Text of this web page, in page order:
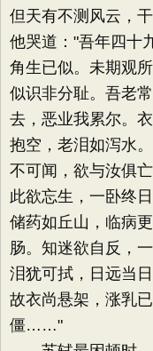
但天有不测风云，
他哭道："吾年四十
角生已似。未期观
似识非分耻。吾老
去，恶业我累尔。
抱空，老泪如泻水
不可闻，欲与汝俱
此欲忘生，一卧终
储药如丘山，临病
肠。知迷欲自反，
泪犹可拭，日远当
故衣尚悬架，涨乳
僵……"